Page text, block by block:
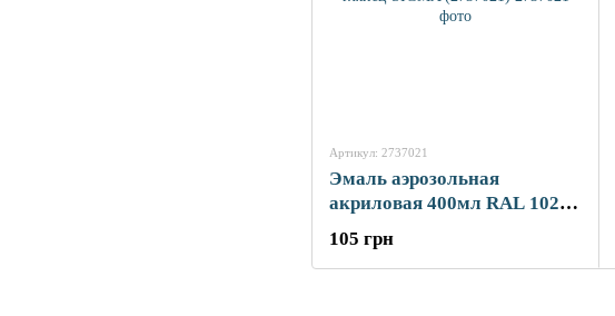
Артикул: 2737021
Эмаль аэрозольная
акриловая 400мл RAL 1021
SIGMA (2737021)
105 грн